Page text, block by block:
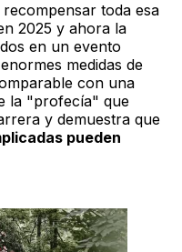
toda esa
2025 y ahora la
en un evento
medidas de
con una
la "profecía" que
y demuestra que
pueden